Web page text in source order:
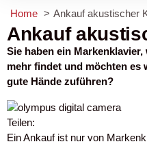
Home Ankauf akustischer
Ankauf
Sie haben ein
mehr findet und möchten es
gute Hände zuführen?
Teilen:
Ein Ankauf ist nur von